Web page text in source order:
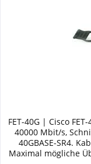
FET-40G | Cisco
40000 Mbit/s,
40GBASE-SR4.
Maximal mögliche